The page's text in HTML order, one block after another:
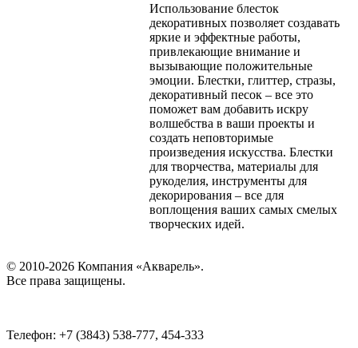
Использование блесток
декоративных позволяет создавать
яркие и эффектные работы,
привлекающие внимание и
вызывающие положительные
эмоции. Блестки, глиттер, стразы,
декоративный песок – все это
поможет вам добавить искру
волшебства в ваши проекты и
создать неповторимые
произведения искусства. Блестки
для творчества, материалы для
рукоделия, инструменты для
декорирования – все для
воплощения ваших самых смелых
творческих идей.
© 2010-2026 Компания «Акварель».
Все права защищены.
Телефон: +7 (3843) 538-777, 454-333